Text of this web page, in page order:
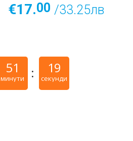
€17.00 /33.25лв
51
минути
19
секунди